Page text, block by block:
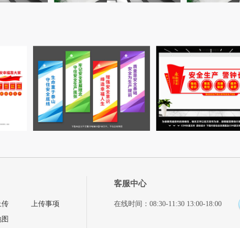
传
上传事项
客服中心
在线时间：08:30-11:30 13:00-18:00